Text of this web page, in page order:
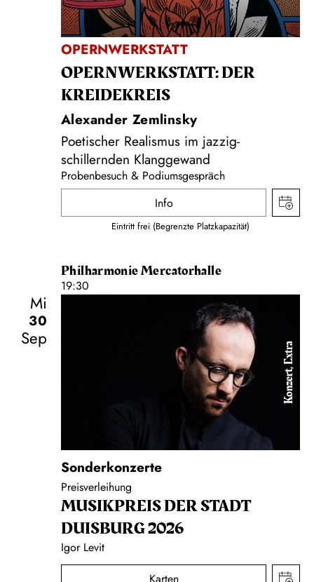
OPERNWERKSTATT
OPERNWERKSTATT: DER
KREIDEKREIS
Alexander Zemlinsky
Poetischer Realismus im jazzig-
schillernden Klanggewand
Probenbesuch & Podiumsgespräch
Info
Eintritt frei (Begrenzte Platzkapazität)
Philharmonie Mercatorhalle
19:30
Mi
30
Sep
Konzert, Extra
Sonderkonzerte
Preisverleihung
MUSIK­PREIS DER STADT
DUISBURG 2026
Igor Levit
Karten